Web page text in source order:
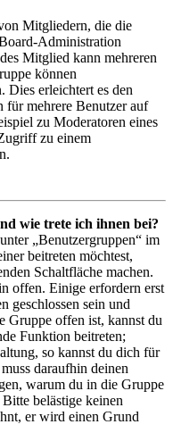
Mitgliedern, die die
Administration
Mitglied kann mehreren
können
Dies erleichtert es den
für mehrere Benutzer auf
zu Moderatoren eines
zu einem
wie trete ich ihnen bei?
„Benutzergruppen“ im
beitreten möchtest,
Schaltfläche machen.
offen. Einige erfordern erst
geschlossen sein und
Gruppe offen ist, kannst du
Funktion beitreten;
so kannst du dich für
daraufhin deinen
warum du in die Gruppe
belästige keinen
er wird einen Grund